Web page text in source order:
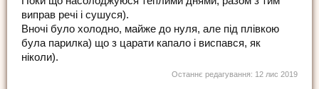
виправ речі і сушуся).
Вночі було холодно, майже до нуля, але під плівкою
була парилка) що з царати капало і виспався, як
ніколи).
Останнє редагування: 12 лис 2019